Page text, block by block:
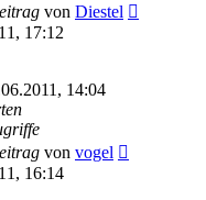
von Diestel
17:12
14:04
von vogel
16:14